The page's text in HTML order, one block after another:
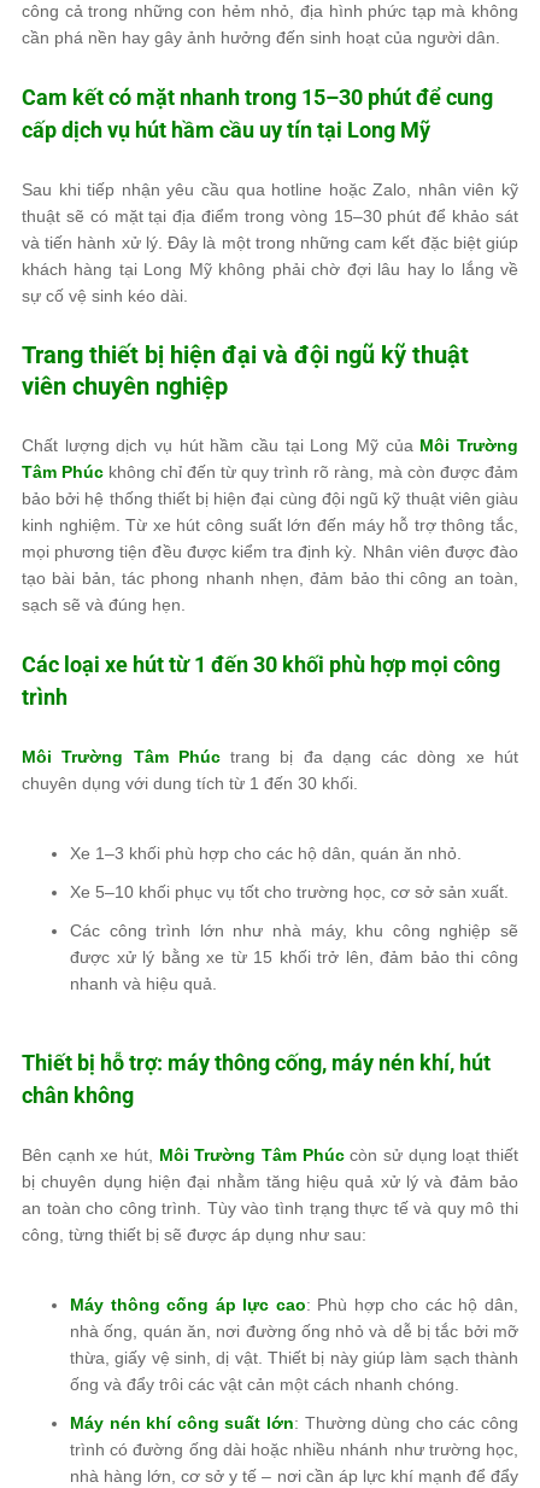
công cả trong những con hẻm nhỏ, địa hình phức tạp mà không
cần phá nền hay gây ảnh hưởng đến sinh hoạt của người dân.
Cam kết có mặt nhanh trong 15–30 phút để cung
cấp dịch vụ hút hầm cầu uy tín tại Long Mỹ
Sau khi tiếp nhận yêu cầu qua hotline hoặc Zalo, nhân viên kỹ
thuật sẽ có mặt tại địa điểm trong vòng 15–30 phút để khảo sát
và tiến hành xử lý. Đây là một trong những cam kết đặc biệt giúp
khách hàng tại Long Mỹ không phải chờ đợi lâu hay lo lắng về
sự cố vệ sinh kéo dài.
Trang thiết bị hiện đại và đội ngũ kỹ thuật
viên chuyên nghiệp
Chất lượng dịch vụ hút hầm cầu tại Long Mỹ của Môi Trường
Tâm Phúc không chỉ đến từ quy trình rõ ràng, mà còn được đảm
bảo bởi hệ thống thiết bị hiện đại cùng đội ngũ kỹ thuật viên giàu
kinh nghiệm. Từ xe hút công suất lớn đến máy hỗ trợ thông tắc,
mọi phương tiện đều được kiểm tra định kỳ. Nhân viên được đào
tạo bài bản, tác phong nhanh nhẹn, đảm bảo thi công an toàn,
sạch sẽ và đúng hẹn.
Các loại xe hút từ 1 đến 30 khối phù hợp mọi công
trình
Môi Trường Tâm Phúctrang bị đa dạng các dòng xe hút
chuyên dụng với dung tích từ 1 đến 30 khối.
Xe 1–3 khối phù hợp cho các hộ dân, quán ăn nhỏ.
Xe 5–10 khối phục vụ tốt cho trường học, cơ sở sản xuất.
Các công trình lớn như nhà máy, khu công nghiệp sẽ
được xử lý bằng xe từ 15 khối trở lên, đảm bảo thi công
nhanh và hiệu quả.
Thiết bị hỗ trợ: máy thông cống, máy nén khí, hút
chân không
Bên cạnh xe hút, Môi Trường Tâm Phúccòn sử dụng loạt thiết
bị chuyên dụng hiện đại nhằm tăng hiệu quả xử lý và đảm bảo
an toàn cho công trình. Tùy vào tình trạng thực tế và quy mô thi
công, từng thiết bị sẽ được áp dụng như sau:
Máy thông cống áp lực cao: Phù hợp cho các hộ dân,
nhà ống, quán ăn, nơi đường ống nhỏ và dễ bị tắc bởi mỡ
thừa, giấy vệ sinh, dị vật. Thiết bị này giúp làm sạch thành
ống và đẩy trôi các vật cản một cách nhanh chóng.
Máy nén khí công suất lớn: Thường dùng cho các công
trình có đường ống dài hoặc nhiều nhánh như trường học,
nhà hàng lớn, cơ sở y tế – nơi cần áp lực khí mạnh để đẩy